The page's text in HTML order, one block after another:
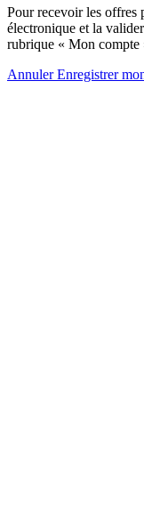
Pour recevoir les offres
électronique et la
rubrique « Mon compte
AnnulerEnregistrer